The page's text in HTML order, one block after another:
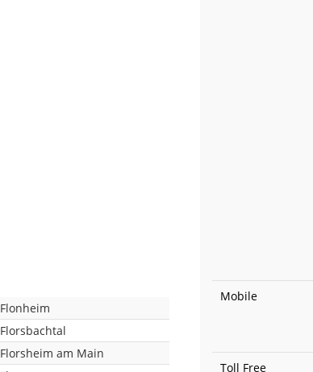
Flonheim
Florsbachtal
Florsheim am Main
Mobile
Toll Free